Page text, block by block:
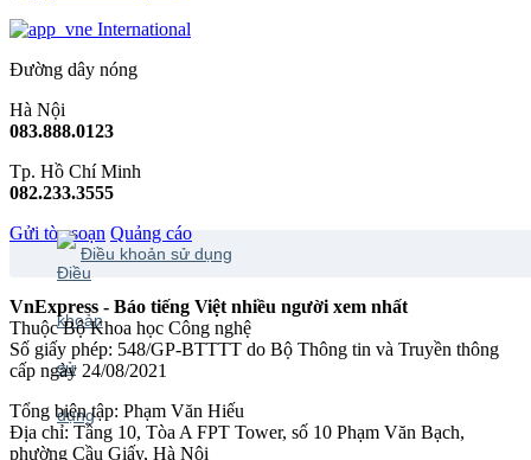
International
Đường dây nóng
Hà Nội
083.888.0123
Tp. Hồ Chí Minh
082.233.3555
Gửi tòa soạn Quảng cáo
Điều khoản sử dụng
VnExpress - Báo tiếng Việt nhiều người xem nhất
Thuộc Bộ Khoa học Công nghệ
Số giấy phép: 548/GP-BTTTT do Bộ Thông tin và Truyền thông
cấp ngày 24/08/2021
Tổng biên tập: Phạm Văn Hiếu
Địa chỉ: Tầng 10, Tòa A FPT Tower, số 10 Phạm Văn Bạch,
phường Cầu Giấy, Hà Nội